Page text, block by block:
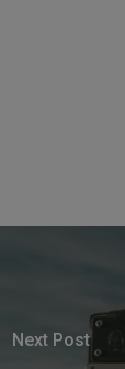
Next Post